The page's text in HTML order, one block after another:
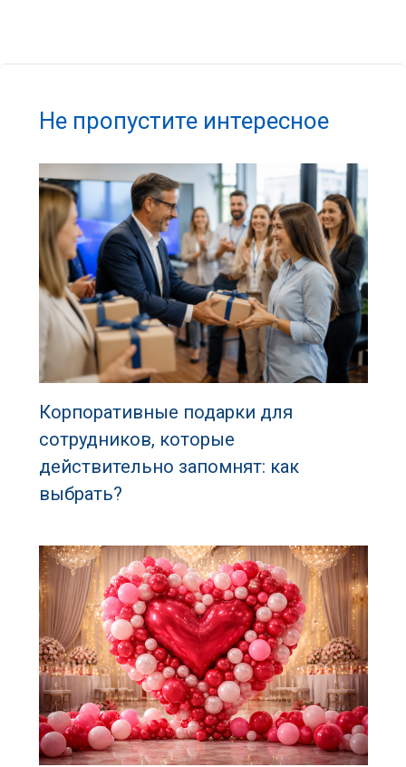
Не пропустите интересное
Корпоративные подарки для
сотрудников, которые
действительно запомнят: как
выбрать?